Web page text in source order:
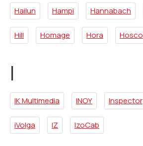
Hailun Hampi Hannabach
Hill Homage Hora Hosco
I
IK Multimedia INOY Inspector
iVolga IZ IzoCab